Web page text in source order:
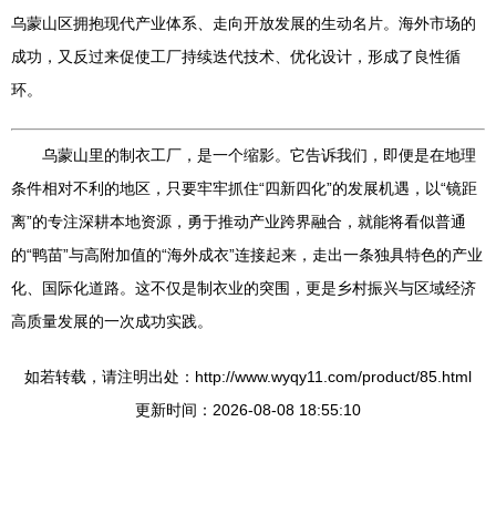
乌蒙山区拥抱现代产业体系、走向开放发展的生动名片。海外市场的
成功，又反过来促使工厂持续迭代技术、优化设计，形成了良性循
环。
乌蒙山里的制衣工厂，是一个缩影。它告诉我们，即便是在地理
条件相对不利的地区，只要牢牢抓住“四新四化”的发展机遇，以“镜距
离”的专注深耕本地资源，勇于推动产业跨界融合，就能将看似普通
的“鸭苗”与高附加值的“海外成衣”连接起来，走出一条独具特色的产业
化、国际化道路。这不仅是制衣业的突围，更是乡村振兴与区域经济
高质量发展的一次成功实践。
如若转载，请注明出处：http://www.wyqy11.com/product/85.html
更新时间：2026-08-08 18:55:10